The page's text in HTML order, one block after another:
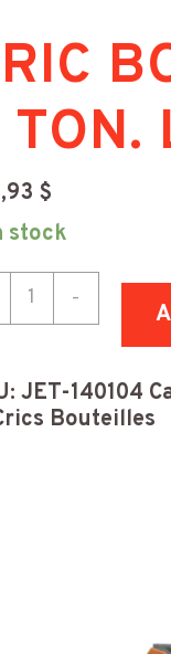
$
stock
CRIC
BOUTEILLE
8
LONG
quantity
-
JET-140104
Bouteilles